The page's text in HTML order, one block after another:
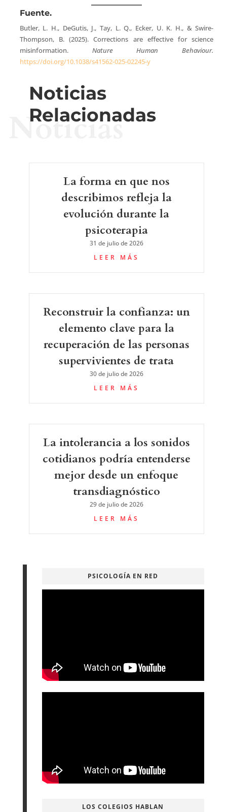
Fuente.
Butler, L. H., DeGutis, J., Tay, L. Q., Ecker, U. K. H., & Swire-
Thompson, B. (2025). Corrections are effective for science
misinformation. Nature Human Behaviour.
https://doi.org/10.1038/s41562-025-02245-y
Noticias
Relacionadas
Noticias
La forma en que nos
describimos refleja la
evolución durante la
psicoterapia
31 de julio de 2026
LEER MÁS
Reconstruir la confianza: un
elemento clave para la
recuperación de las personas
supervivientes de trata
30 de julio de 2026
LEER MÁS
La intolerancia a los sonidos
cotidianos podría entenderse
mejor desde un enfoque
transdiagnóstico
29 de julio de 2026
LEER MÁS
PSICOLOGÍA EN RED
LOS COLEGIOS HABLAN